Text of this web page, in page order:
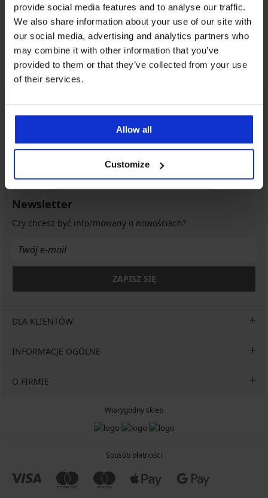
provide social media features and to analyse our traffic.
We also share information about your use of our site with
our social media, advertising and analytics partners who
may combine it with other information that you’ve
provided to them or that they’ve collected from your use
of their services.
Allow all
Customize
8% zwrotu z zakupów
Darmowa wymiana i
zwrot
Korzystne Jak wybrać
Obsługa klienta
W dni robocze od 8.00 do 16.00
713 822 963
info@astratex.pl
Newsletter
Czy chcesz być informowany o nowościach?
ZAPISZ SIĘ
DLA KLIENTÓW
INFORMACJE OGÓLNE
O FIRMIE
Wiarygodny sklep
Sposób płatności